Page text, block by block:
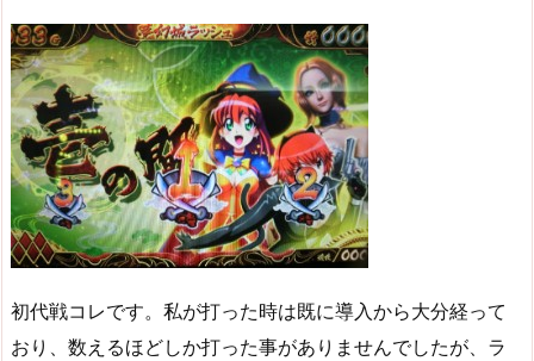
初代戦コレです。私が打った時は既に導入から大分経って
おり、数えるほどしか打った事がありませんでしたが、ラ